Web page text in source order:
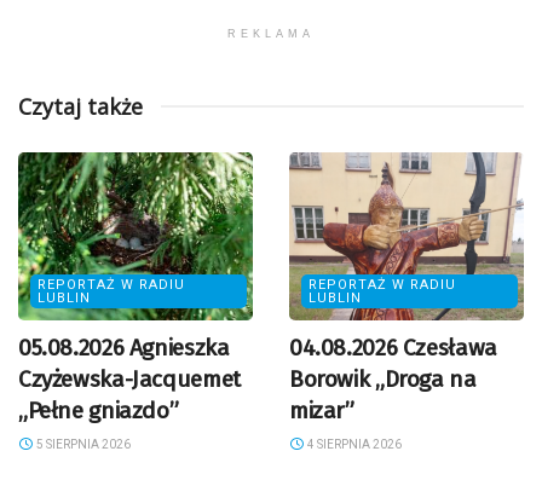
REKLAMA
Czytaj także
REPORTAŻ W RADIU
LUBLIN
05.08.2026 Agnieszka
Czyżewska-Jacquemet
„Pełne gniazdo”
5 SIERPNIA 2026
REPORTAŻ W RADIU
LUBLIN
04.08.2026 Czesława
Borowik „Droga na
mizar”
4 SIERPNIA 2026